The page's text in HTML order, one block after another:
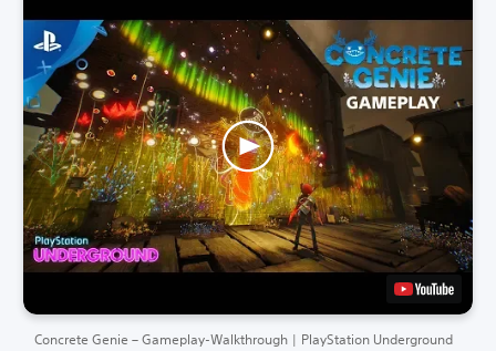
Concrete Genie – Gameplay-Walkthrough | PlayStation Underground